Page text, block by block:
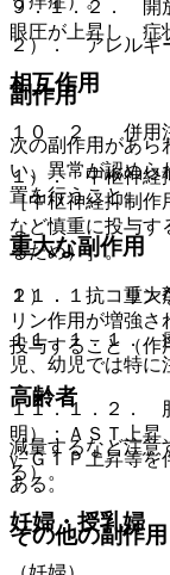
９．１．２． 開
眼圧が上昇し、症
相互作用
１０．２． 併用
１）． 中枢神経
［中枢神経抑制作
など慎重に投与す
るため）］。
２）． 抗コリン
リン作用が増強
投与すること（作
高齢者
減量するなど注意
る）。
妊婦・授乳婦
２）． アレルギ
副作用
次の副作用があら
い、異常が認めら
置を行うこと。
重大な副作用
１１．１． 重大
１１．１．１．
児、幼児では特に
１１．１．２．
明）：ＡＳＴ上昇
γ−ＧＴＰ上昇等を
ある。
その他の副作用